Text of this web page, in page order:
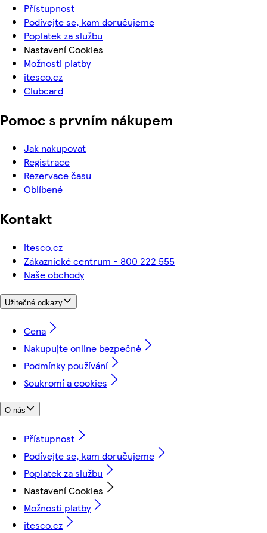
Přístupnost
Podívejte se, kam doručujeme
Poplatek za službu
Nastavení Cookies
Možnosti platby
itesco.cz
Clubcard
Pomoc s prvním nákupem
Jak nakupovat
Registrace
Rezervace času
Oblíbené
Kontakt
itesco.cz
Zákaznické centrum - 800 222 555
Naše obchody
Užitečné odkazy
Cena
Nakupujte online bezpečně
Podmínky používání
Soukromí a cookies
O nás
Přístupnost
Podívejte se, kam doručujeme
Poplatek za službu
Nastavení Cookies
Možnosti platby
itesco.cz